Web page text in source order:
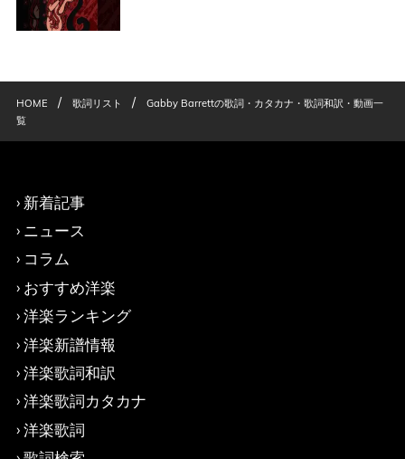
HOME / 歌詞リスト /
Gabby Barrettの歌詞・カタカナ・歌詞和訳・動画一
覧
新着記事
ニュース
コラム
おすすめ洋楽
洋楽ランキング
洋楽新譜情報
洋楽歌詞和訳
洋楽歌詞カタカナ
洋楽歌詞